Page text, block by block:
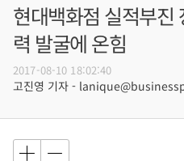
현대백화점 실적부진
력 발굴에 온힘
2017-08-10 18:02:40
고진영 기자 -